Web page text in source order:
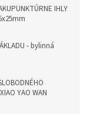
IHLY
- bylinná
YAO WAN